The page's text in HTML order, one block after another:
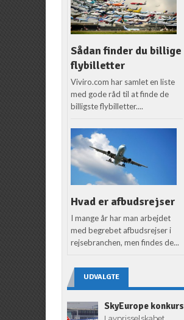
Sådan finder du billige
flybilletter
Viviro.com har samlet en liste
med gode råd til at finde de
billigste flybilletter....
Hvad er afbudsrejser
I mange år har man arbejdet
med begrebet afbudsrejser i
rejsebranchen, men findes de...
UDVALGTE
SkyEurope konkurs